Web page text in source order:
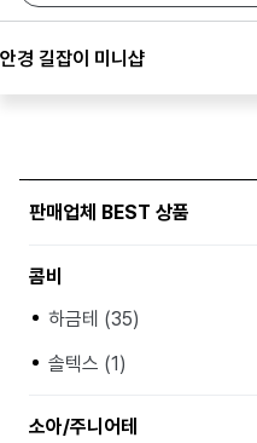
안경 길잡이 미니샵
판매업체 BEST 상품
콤비
하금테 (35)
솔텍스 (1)
소아/주니어테